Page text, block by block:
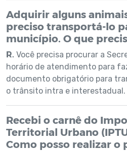
Adquirir alguns
preciso transportá-lo
município. O que
R. Você precisa procurar a
horário de atendimento para
documento obrigatório para
o trânsito intra e interestadual.
Recebi o carnê do
Territorial Urbano
Como posso realizar o